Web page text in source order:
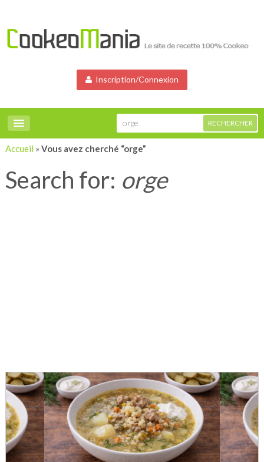
Inscription/Connexion
Accueil » Vous avez cherché “orge”
Search for: orge